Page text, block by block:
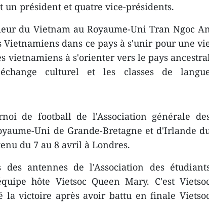
un président et quatre vice-présidents.
du Vietnam au Royaume-Uni Tran Ngoc
Vietnamiens dans ce pays à s'unir pour une
vietnamiens à s'orienter vers le pays
culturel et les classes de
de football de l'Association générale
Uni de Grande-Bretagne et d'Irlande
du 7 au 8 avril à Londres.
antennes de l'Association des
hôte Vietsoc Queen Mary. C'est
la victoire après avoir battu en finale